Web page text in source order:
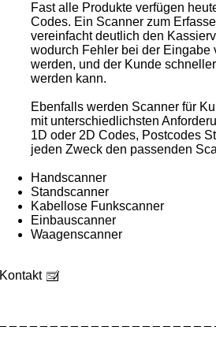
Fast alle Produkte verfügen
Codes. Ein Scanner zum
vereinfacht deutlich den
wodurch Fehler bei der Eingabe
werden, und der Kunde
werden kann.
Ebenfalls werden Scanner für
mit unterschiedlichsten
1D oder 2D Codes, Postcodes
jeden Zweck den passenden
Handscanner
Standscanner
Kabellose Funkscanner
Einbauscanner
Waagenscanner
Kontakt